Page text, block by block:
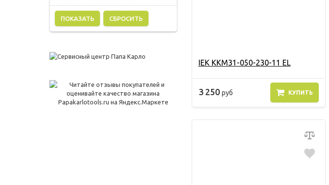
СБРОСИТЬ
IEK KKM31-050-230-11 EL
3 250 руб КУПИТЬ